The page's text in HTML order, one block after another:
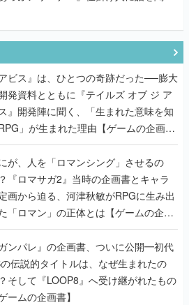
アビス』は、ひとつの奇跡だった──膨大
発資料とともに『テイルズ オブ ジ ア
』開発陣に聞く、「生まれた意味を知
」が生まれた理由【ゲームの企画
が、人を「ロマンシング」させるの
『ロマサガ2』当時の企画書とキャラ
画から迫る、河津秋敏がRPGに生み出
「ロマン」の正体とは【ゲームの企画
ガンパレ』の企画書、ついに公開━初代
伝説的タイトルは、なぜ生まれたの
そして『LOOP8』へ受け継がれたもの
ームの企画書】